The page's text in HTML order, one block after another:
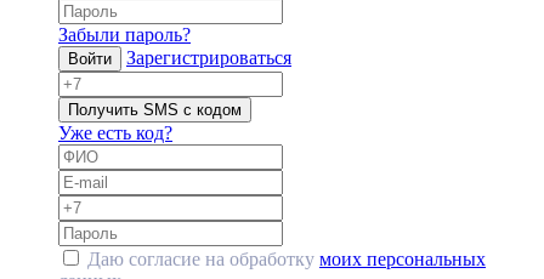
Забыли пароль?
Войти Зарегистрироваться
Получить SMS с кодом
Уже есть код?
Даю согласие на обработку моих персональных